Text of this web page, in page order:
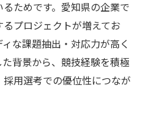
グ経験が開発力向上に繋
アの現場で重視される本
ためです。愛知県の企業で
プロジェクトが増えてお
な課題抽出・対応力が高く
背景から、競技経験を積極
用選考での優位性につなが